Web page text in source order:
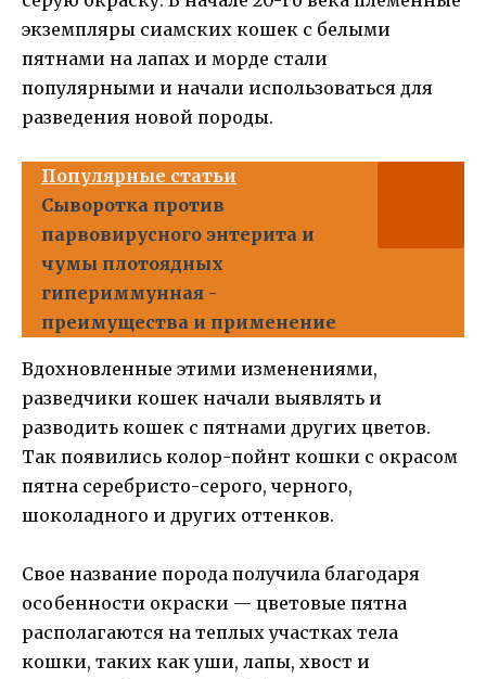
экземпляры сиамских кошек с белыми
пятнами на лапах и морде стали
популярными и начали использоваться для
разведения новой породы.
Популярные статьи
Сыворотка против
парвовирусного энтерита и
чумы плотоядных
гипериммунная -
преимущества и применение
Вдохновленные этими изменениями,
разведчики кошек начали выявлять и
разводить кошек с пятнами других цветов.
Так появились колор-пойнт кошки с окрасом
пятна серебристо-серого, черного,
шоколадного и других оттенков.
Свое название порода получила благодаря
особенности окраски — цветовые пятна
располагаются на теплых участках тела
кошки, таких как уши, лапы, хвост и